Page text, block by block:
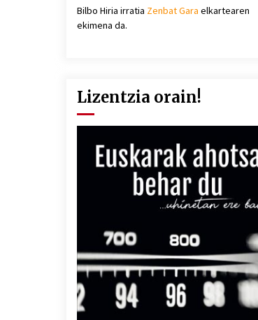
Bilbo Hiria irratia Zenbat Gara elkartearen
ekimena da.
Lizentzia orain!